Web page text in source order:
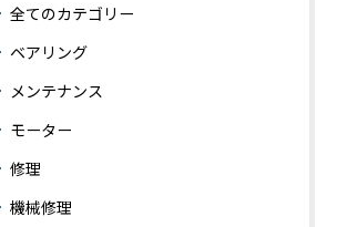
全てのカテゴリー
ベアリング
メンテナンス
モーター
修理
機械修理